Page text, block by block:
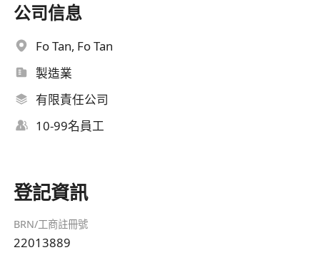
公司信息
Fo Tan, Fo Tan
製造業
有限責任公司
10-99名員工
登記資訊
BRN/工商註冊號
22013889